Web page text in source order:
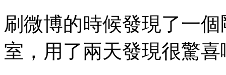
刷微博的時候發現了一
室，用了兩天發現很驚